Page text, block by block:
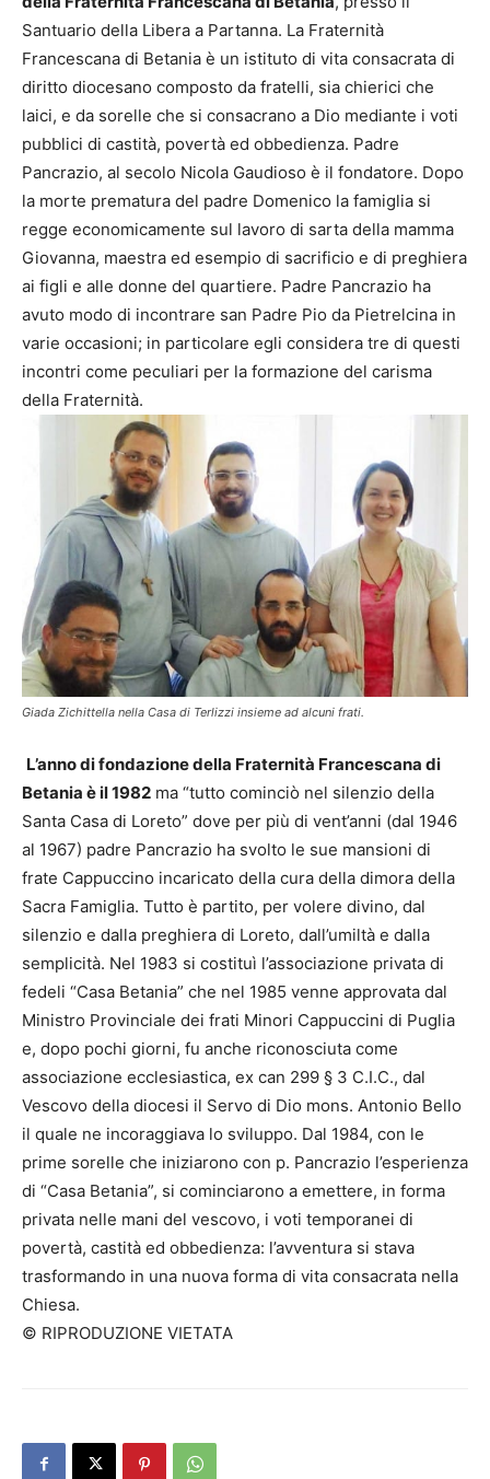
Santuario della Libera a Partanna. La Fraternità
Francescana di Betania è un istituto di vita consacrata di
diritto diocesano composto da fratelli, sia chierici che
laici, e da sorelle che si consacrano a Dio mediante i voti
pubblici di castità, povertà ed obbedienza. Padre
Pancrazio, al secolo Nicola Gaudioso è il fondatore. Dopo
la morte prematura del padre Domenico la famiglia si
regge economicamente sul lavoro di sarta della mamma
Giovanna, maestra ed esempio di sacrificio e di preghiera
ai figli e alle donne del quartiere. Padre Pancrazio ha
avuto modo di incontrare san Padre Pio da Pietrelcina in
varie occasioni; in particolare egli considera tre di questi
incontri come peculiari per la formazione del carisma
della Fraternità.
Giada Zichittella nella Casa di Terlizzi insieme ad alcuni frati.
L’anno di fondazione della Fraternità Francescana di
Betania è il 1982 ma “tutto cominciò nel silenzio della
Santa Casa di Loreto” dove per più di vent’anni (dal 1946
al 1967) padre Pancrazio ha svolto le sue mansioni di
frate Cappuccino incaricato della cura della dimora della
Sacra Famiglia. Tutto è partito, per volere divino, dal
silenzio e dalla preghiera di Loreto, dall’umiltà e dalla
semplicità. Nel 1983 si costituì l’associazione privata di
fedeli “Casa Betania” che nel 1985 venne approvata dal
Ministro Provinciale dei frati Minori Cappuccini di Puglia
e, dopo pochi giorni, fu anche riconosciuta come
associazione ecclesiastica, ex can 299 § 3 C.I.C., dal
Vescovo della diocesi il Servo di Dio mons. Antonio Bello
il quale ne incoraggiava lo sviluppo. Dal 1984, con le
prime sorelle che iniziarono con p. Pancrazio l’esperienza
di “Casa Betania”, si cominciarono a emettere, in forma
privata nelle mani del vescovo, i voti temporanei di
povertà, castità ed obbedienza: l’avventura si stava
trasformando in una nuova forma di vita consacrata nella
Chiesa.
© RIPRODUZIONE VIETATA